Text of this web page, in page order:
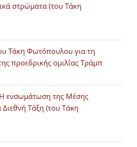
στρώματα (του Τάκη
Τάκη Φωτόπουλου για τη
προεδρικής ομιλίας Τράμπ
ενσωμάτωση της Μέσης
Τάξη (του Τάκη